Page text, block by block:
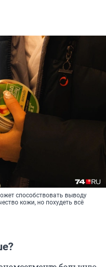
способствовать выводу
кожи, но похудеть всё